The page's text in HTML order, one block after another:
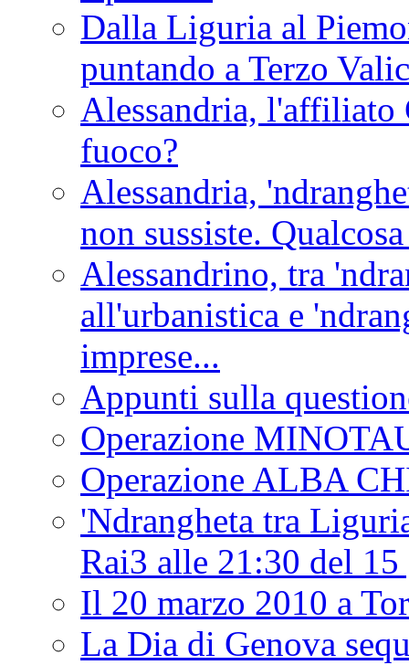
Dalla Liguria al
puntando a Terzo
Alessandria, l'affiliato
fuoco?
Alessandria,
non sussiste.
Alessandrino, tra
all'urbanistica e
imprese...
Appunti sulla
Operazione
Operazione ALBA
'Ndrangheta tra
Rai3 alle 21:30 del
Il 20 marzo 2010 a
La Dia di Genova